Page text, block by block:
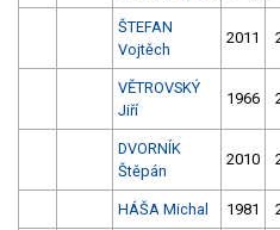
ŠTEFAN
Vojtěch
2011
VĚTROVSKÝ
Jiří
1966
DVORNÍK
Štěpán
2010
HÁŠA Michal 1981